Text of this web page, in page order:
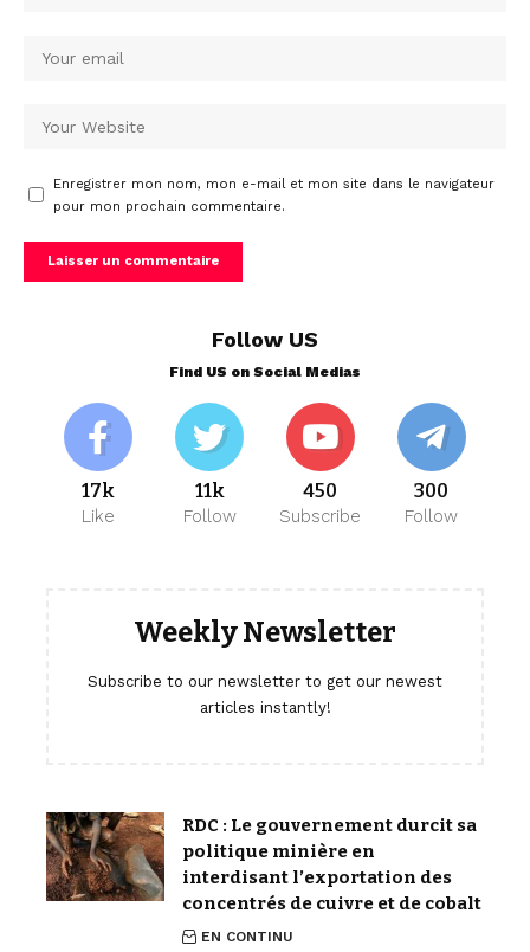
Enregistrer mon nom, mon e-mail et mon site dans le navigateur
pour mon prochain commentaire.
Follow US
Find US on Social Medias
17k
Like
11k
Follow
450
Subscribe
300
Follow
Weekly Newsletter
Subscribe to our newsletter to get our newest
articles instantly!
RDC : Le gouvernement durcit sa
politique minière en
interdisant l’exportation des
concentrés de cuivre et de cobalt
EN CONTINU